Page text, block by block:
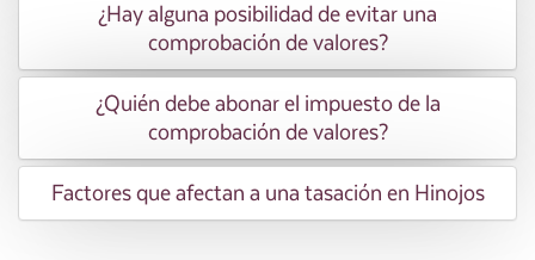
¿Hay alguna posibilidad de evitar una
comprobación de valores?
¿Quién debe abonar el impuesto de la
comprobación de valores?
Factores que afectan a una tasación en Hinojos